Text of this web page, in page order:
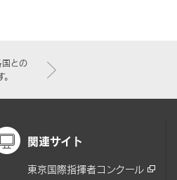
国との
関連サイト
東京国際指揮者コンクール